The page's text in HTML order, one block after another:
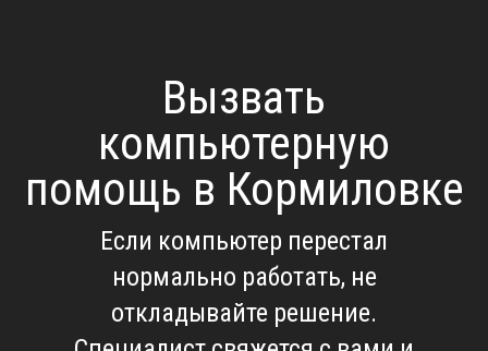
Вызвать
компьютерную
помощь в Кормиловке
Если компьютер перестал
нормально работать, не
откладывайте решение.